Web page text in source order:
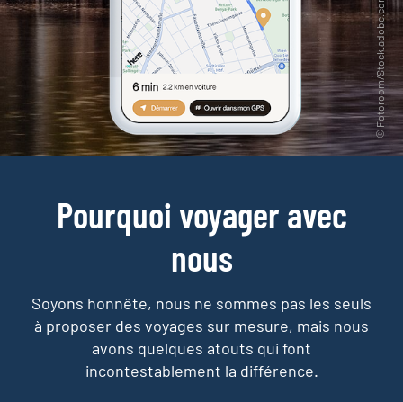
Pourquoi voyager avec
nous
Soyons honnête, nous ne sommes pas les seuls
à proposer des voyages sur mesure, mais nous
avons quelques atouts qui font
incontestablement la différence.